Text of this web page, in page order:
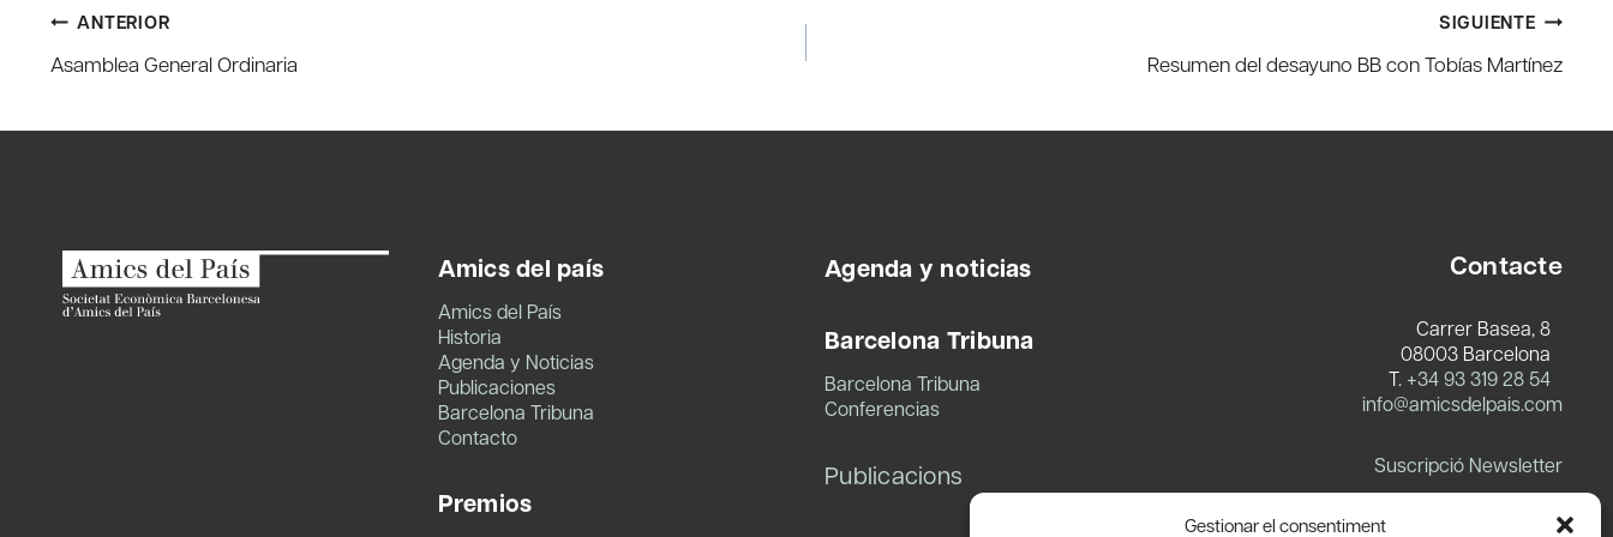
Gestionar el consentiment
Navegación
de
ANTERIOR
Asamblea General Ordinaria
SIGUIENTE
Resumen del desayuno BB con Tobías Martínez
Amics del país
Amics del País
Historia
Agenda y Noticias
Publicaciones
Barcelona Tribuna
Contacto
Premios
Agenda y noticias
Barcelona Tribuna
Barcelona Tribuna
Conferencias
Publicacions
Contacte
Carrer Basea, 8
08003 Barcelona
T. +34 93 319 28 54
info@amicsdelpais.com
Suscripció Newsletter
YouTube